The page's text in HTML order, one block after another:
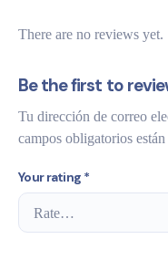
There are no reviews yet.
Be the first to
Tu dirección de correo
campos obligatorios
Your rating *